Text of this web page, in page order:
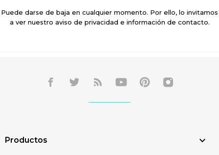
Puede darse de baja en cualquier momento. Por ello, lo invitamos
a ver nuestro aviso de privacidad e información de contacto.
Productos 